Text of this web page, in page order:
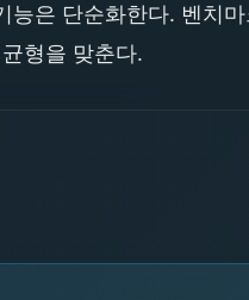
능은 단순화한다. 벤치마
형을 맞춘다.